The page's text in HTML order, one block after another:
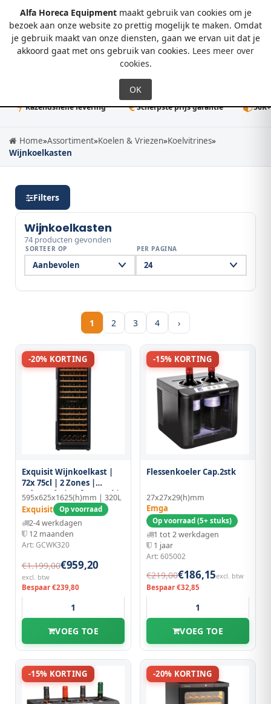
Alfa Horeca Equipmentmaakt gebruik van cookies om je
bezoek aan onze website zo prettig mogelijk te maken. Omdat
je gebruik maakt van onze diensten, gaan we ervan uit dat je
akkoord gaat met ons gebruik van cookies. Lees meer over
cookies.
0
Razendsnelle levering Scherpste prijs garantie 50K+
Home»Assortiment»Koelen & Vriezen»Koelvitrines»
Wijnkoelkasten
Filters
Wijnkoelkasten
74 producten gevonden
SORTEER OP PER PAGINA
1 2 3 4 ›
-20% KORTING
Exquisit Wijnkoelkast |
72x 75cl | 2 Zones |
+4°c/+18°c | Geforceerd |
595x625x1625(h)mm
595x625x1625(h)mm | 320L
Exquisit Op voorraad
2-4 werkdagen
12 maanden
Art: GCWK320
€1.199,00€959,20
excl. btw
Bespaar €239,80
VOEG TOE
-15% KORTING
Flessenkoeler Cap.2stk
27x27x29(h)mm
Emga
Op voorraad (5+ stuks)
1 tot 2 werkdagen
1 jaar
Art: 605002
€219,00€186,15excl. btw
Bespaar €32,85
VOEG TOE
-15% KORTING -20% KORTING